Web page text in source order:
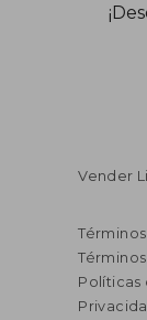
Vender
Políticas